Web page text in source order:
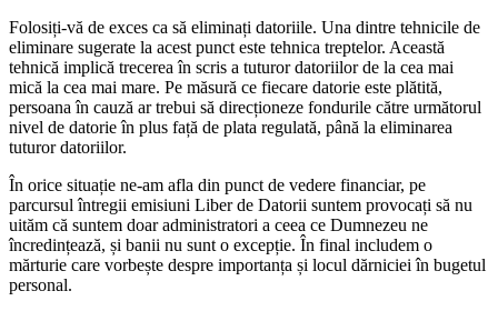
Folosiți-vă de exces ca să eliminați datoriile. Una dintre tehnicile de
eliminare sugerate la acest punct este tehnica treptelor. Această
tehnică implică trecerea în scris a tuturor datoriilor de la cea mai
mică la cea mai mare. Pe măsură ce fiecare datorie este plătită,
persoana în cauză ar trebui să direcționeze fondurile către următorul
nivel de datorie în plus față de plata regulată, până la eliminarea
tuturor datoriilor.
În orice situație ne-am afla din punct de vedere financiar, pe
parcursul întregii emisiuni Liber de Datorii suntem provocați să nu
uităm că suntem doar administratori a ceea ce Dumnezeu ne
încredințează, și banii nu sunt o excepție. În final includem o
mărturie care vorbește despre importanța și locul dărniciei în bugetul
personal.